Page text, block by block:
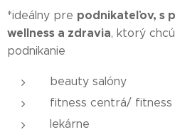
*ideálny pre podnikateľov, s
wellness a zdravia, ktorý
podnikanie
beauty salóny
fitness centrá/
lekárne